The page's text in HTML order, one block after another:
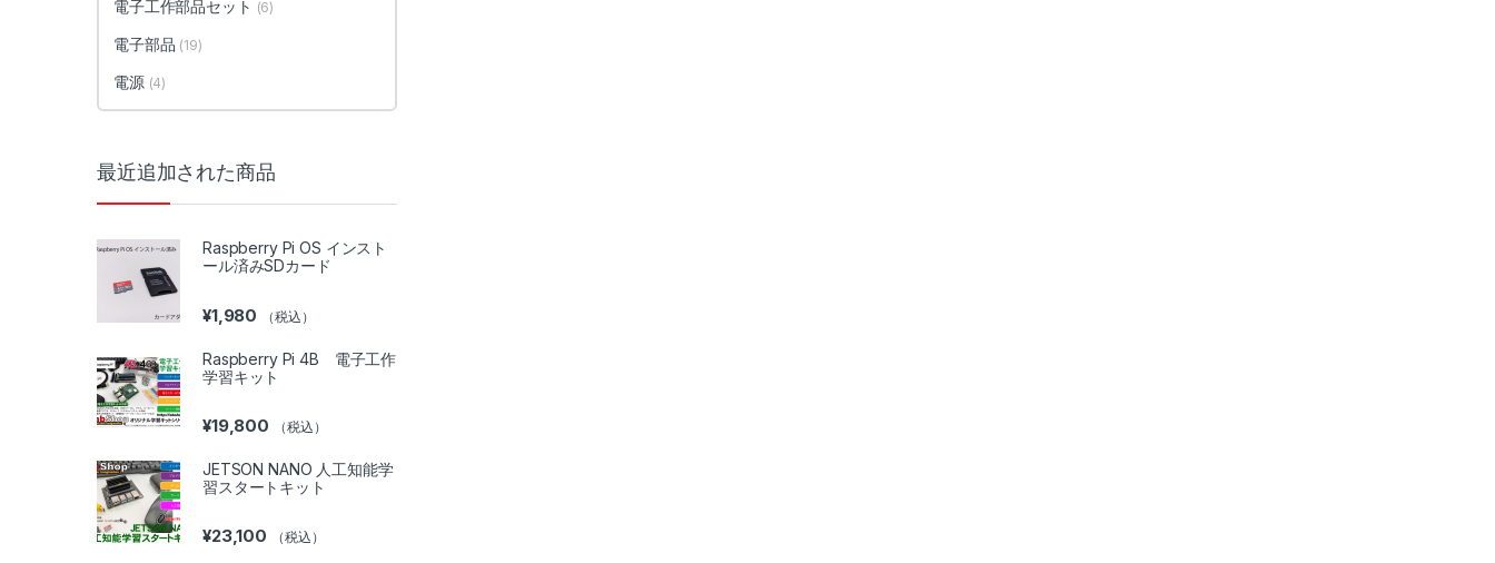
電子工作部品セット (6)
電子部品 (19)
電源 (4)
最近追加された商品
Raspberry Pi OS インスト
ール済みSDカード
¥1,980 （税込）
Raspberry Pi 4B 電子工作
学習キット
¥19,800 （税込）
JETSON NANO 人工知能学
習スタートキット
¥23,100 （税込）